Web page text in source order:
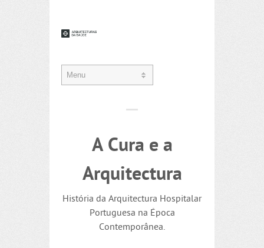
A Cura e a
Arquitectura
História da Arquitectura Hospitalar
Portuguesa na Época
Contemporânea.